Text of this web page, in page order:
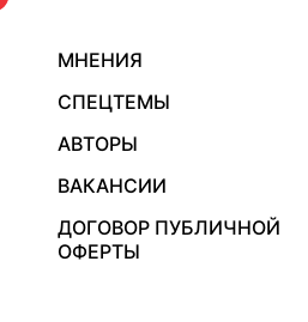
МНЕНИЯ
СПЕЦТЕМЫ
АВТОРЫ
ВАКАНСИИ
ДОГОВОР ПУБЛИЧНОЙ
ОФЕРТЫ